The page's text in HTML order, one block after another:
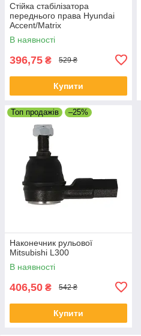
Стійка стабілізатора
переднього права Hyundai
Accent/Matrix
В наявності
396,75 ₴ 529 ₴
Купити
Топ продажів –25%
Наконечник рульової
Mitsubishi L300
В наявності
406,50 ₴ 542 ₴
Купити